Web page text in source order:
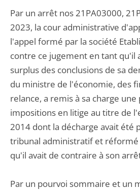
Par un arrêt nos 21PA03000,
2023, la cour administrative
l'appel formé par la société
contre ce jugement en tant qu'il
surplus des conclusions de sa
du ministre de l'économie, des
relance, a remis à sa charge
impositions en litige au titre de
2014 dont la décharge avait été
tribunal administratif et réformé
qu'il avait de contraire à son
Par un pourvoi sommaire et un